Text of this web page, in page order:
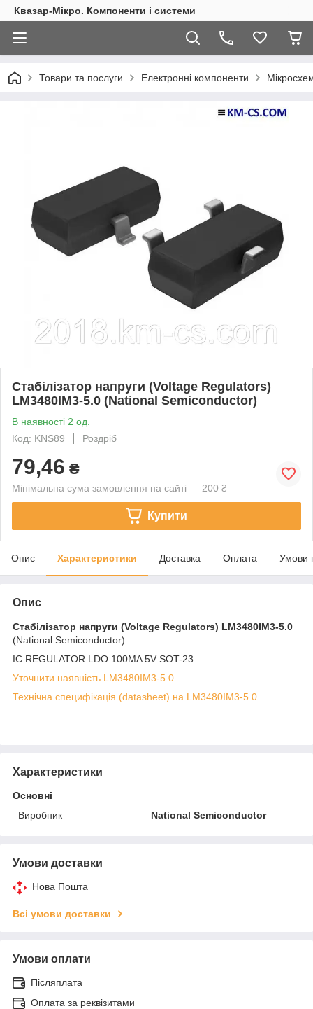
Квазар-Мікро. Компоненти і системи
Товари та послуги Електронні компоненти
Стабілізатор напруги (Voltage Regulators)
LM3480IM3-5.0 (National Semiconductor)
В наявності 2 од.
Код: KNS89
Роздріб
79,46 ₴
Мінімальна сума замовлення на сайті — 200 ₴
Купити
Опис Характеристики Доставка Оплата Умови
Опис
Стабілізатор напруги (Voltage Regulators) LM3480IM3-5.0
(National Semiconductor)
IC REGULATOR LDO 100MA 5V SOT-23
Уточнити наявність LM3480IM3-5.0
Технічна специфікація (datasheet) на LM3480IM3-5.0
Характеристики
Основні
Виробник
National Semiconductor
Умови доставки
Нова Пошта
Всі умови доставки
Умови оплати
Післяплата
Оплата за реквізитами